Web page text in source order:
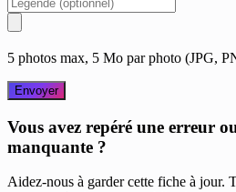
5 photos max, 5 Mo par photo (JPG,
Envoyer
Vous avez repéré une erreur
manquante ?
Aidez-nous à garder cette fiche à jour.